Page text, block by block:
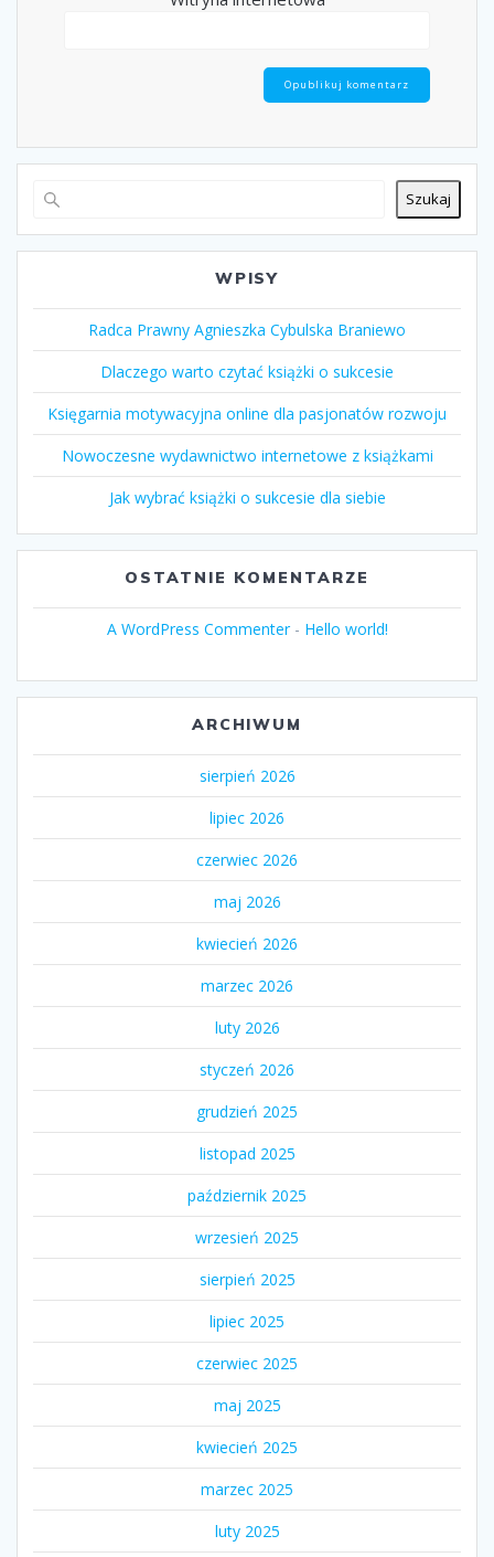
Szukaj
WPISY
Radca Prawny Agnieszka Cybulska Braniewo
Dlaczego warto czytać książki o sukcesie
Księgarnia motywacyjna online dla pasjonatów rozwoju
Nowoczesne wydawnictwo internetowe z książkami
Jak wybrać książki o sukcesie dla siebie
OSTATNIE KOMENTARZE
A WordPress Commenter- Hello world!
ARCHIWUM
sierpień 2026
lipiec 2026
czerwiec 2026
maj 2026
kwiecień 2026
marzec 2026
luty 2026
styczeń 2026
grudzień 2025
listopad 2025
październik 2025
wrzesień 2025
sierpień 2025
lipiec 2025
czerwiec 2025
maj 2025
kwiecień 2025
marzec 2025
luty 2025